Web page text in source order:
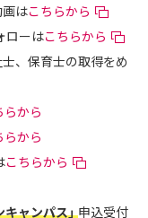
はこちらから
ローはこちらから
、保育士の取得をめ
らから
らから
こちらから
キャンパス」申込受付